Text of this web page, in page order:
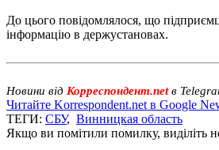
До цього повідомлялося, що
інформацію в держустановах.
Новини від Корреспондент.netв
Читайте Korrespondent.net в Google
ТЕГИ: СБУ, Винницкая область
Якщо ви помітили помилку, виділіть